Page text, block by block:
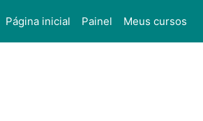
Página inicial
Painel Meus cursos